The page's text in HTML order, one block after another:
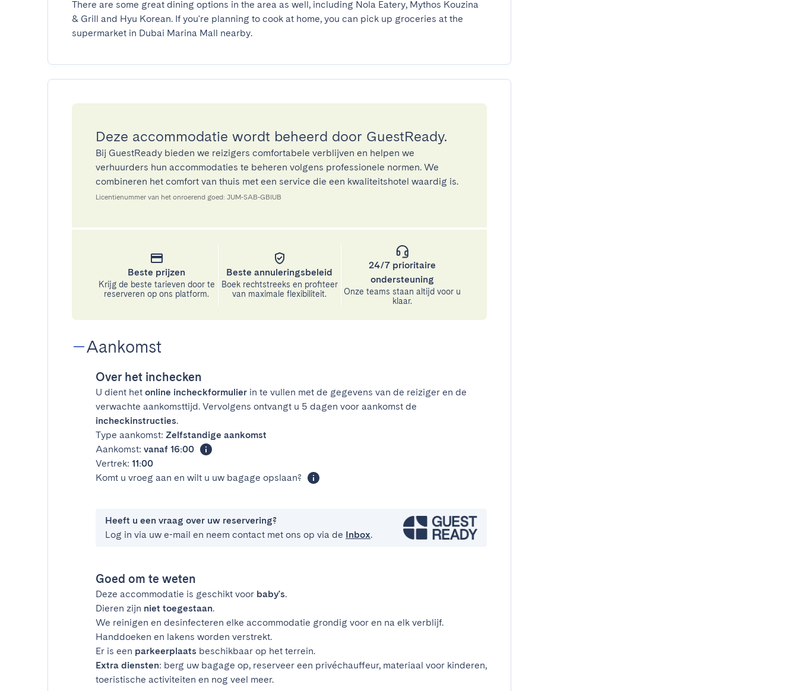
There are some great dining options in the area as well, including Nola Eatery, Mythos Kouzina
& Grill and Hyu Korean. If you're planning to cook at home, you can pick up groceries at the
supermarket in Dubai Marina Mall nearby.
Deze accommodatie wordt beheerd door GuestReady.
Bij GuestReady bieden we reizigers comfortabele verblijven en helpen we
verhuurders hun accommodaties te beheren volgens professionele normen. We
combineren het comfort van thuis met een service die een kwaliteitshotel waardig is.
Licentienummer van het onroerend goed: JUM-SAB-GBIUB
Beste prijzen
Krijg de beste tarieven door te
reserveren op ons platform.
Beste annuleringsbeleid
Boek rechtstreeks en profiteer
van maximale flexibiliteit.
24/7 prioritaire
ondersteuning
Onze teams staan altijd voor u
klaar.
Aankomst
Over het inchecken
U dient het online incheckformulier in te vullen met de gegevens van de reiziger en de
verwachte aankomsttijd. Vervolgens ontvangt u 5 dagen voor aankomst de
incheckinstructies.
Type aankomst: Zelfstandige aankomst
Aankomst: vanaf 16:00
Vertrek: 11:00
Komt u vroeg aan en wilt u uw bagage opslaan?
Heeft u een vraag over uw reservering?
Log in via uw e-mail en neem contact met ons op via de Inbox.
Goed om te weten
Deze accommodatie is geschikt voor baby's.
Dieren zijn niet toegestaan.
We reinigen en desinfecteren elke accommodatie grondig voor en na elk verblijf.
Handdoeken en lakens worden verstrekt.
Er is een parkeerplaats beschikbaar op het terrein.
Extra diensten: berg uw bagage op, reserveer een privéchauffeur, materiaal voor kinderen,
toeristische activiteiten en nog veel meer.